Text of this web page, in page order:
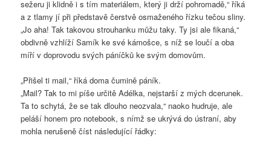
sežeru ji klidně i s tím materiálem, který ji drží pohromadě,“ říká
a z tlamy jí při představě čerstvě osmaženého řízku tečou sliny.
„Jo aha! Tak takovou strouhanku můžu taky. Ty jsi ale fikaná,“
obdivně vzhlíží Samík ke své kámošce, s níž se loučí a oba
míří v doprovodu svých páníčků ke svým domovům.
„Přišel ti mail,“ říká doma čumině páník.
„Mail? Tak to mi píše určitě Adélka, nejstarší z mých dcerunek.
Ta to schytá, že se tak dlouho neozvala,“ naoko hudruje, ale
peláší honem pro notebook, s nímž se ukrývá do ústraní, aby
mohla nerušeně číst následující řádky: